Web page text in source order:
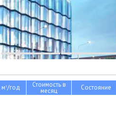
м2/год Стоимость в
месяц Состояние